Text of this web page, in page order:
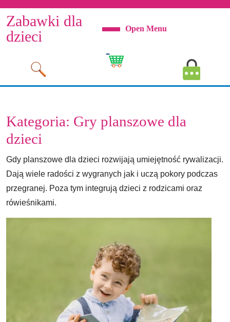
content
Zabawki dla
dzieci
Open MenuOpen
Menu
Cart
Kategoria: Gry planszowe dla
dzieci
Gdy planszowe dla dzieci rozwijają umiejętność rywalizacji.
Dają wiele radości z wygranych jak i uczą pokory podczas
przegranej. Poza tym integrują dzieci z rodzicami oraz
rówieśnikami.